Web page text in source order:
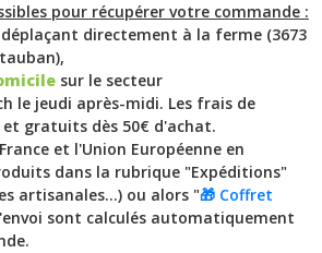
pour récupérer votre commande :
déplaçant directement à la ferme (3673
sur le secteur
le jeudi après-midi. Les frais de
gratuits dès 50€ d'achat.
et l'Union Européenne en
dans la rubrique "Expéditions"
artisanales…) ou alors "🎁 Coffret
sont calculés automatiquement